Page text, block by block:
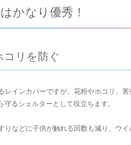
かなり優秀！
リを防ぐ
インカバーですが、花粉やホコリ、
るシェルターとして役立ちます。
などに子供が触れる回数も減り、ウ